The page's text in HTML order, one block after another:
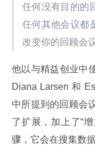
任何没有目的的
任何其他会议都
改变你的回顾会
他以与精益创业中
Diana Larsen 和
中所提到的回顾会
了扩展，加上了“
骤，它会在搜集数